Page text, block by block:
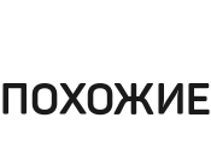
ПОХОЖИЕ